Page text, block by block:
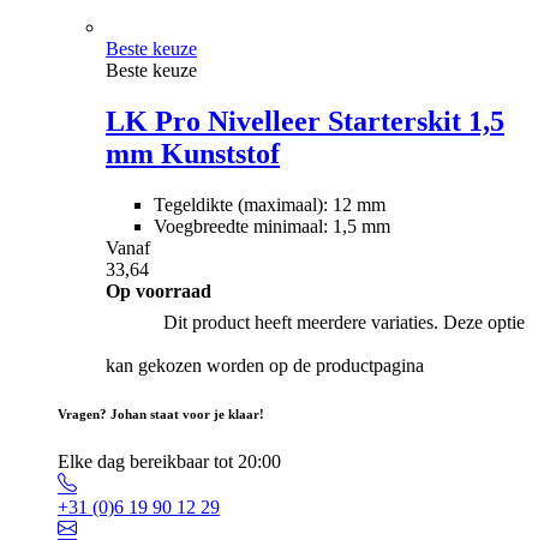
Beste keuze
Beste keuze
LK Pro Nivelleer Starterskit 1,5
mm Kunststof
Tegeldikte (maximaal): 12 mm
Voegbreedte minimaal: 1,5 mm
Vanaf
33,64
Op voorraad
Dit product heeft meerdere variaties. Deze optie
kan gekozen worden op de productpagina
Vragen? Johan staat voor je klaar!
Elke dag bereikbaar tot 20:00
+31 (0)6 19 90 12 29